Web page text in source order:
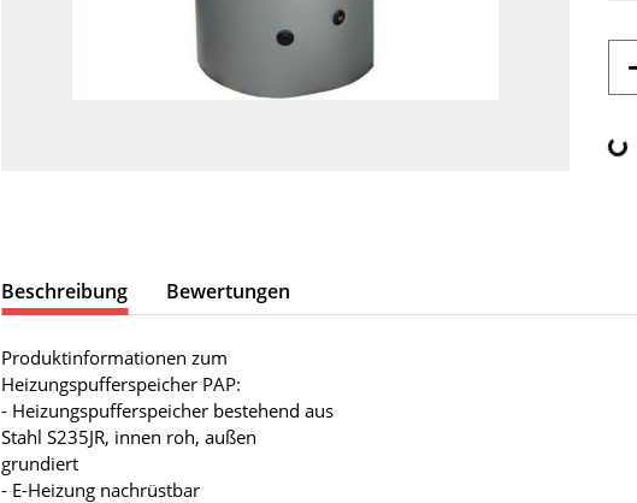
Loading...
Beschreibung Bewertungen
Produktinformationen zum
Heizungspufferspeicher PAP:
- Heizungspufferspeicher bestehend aus
Stahl S235JR, innen roh, außen
grundiert
- E-Heizung nachrüstbar